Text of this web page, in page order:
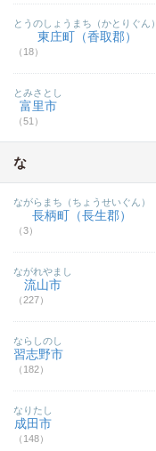
東庄町（香取郡）
（18）
とうのしょうまち（かとりぐん）
富里市
（51）
とみさとし
な
長柄町（長生郡）
（3）
ながらまち（ちょうせいぐん）
流山市
（227）
ながれやまし
習志野市
（182）
ならしのし
成田市
（148）
なりたし